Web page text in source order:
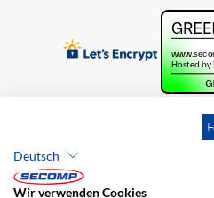
Deutsch
Wir verwenden Cookies